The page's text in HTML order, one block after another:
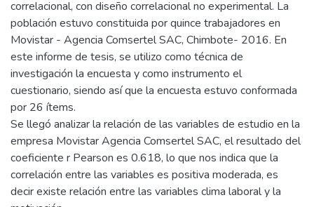
correlacional, con diseño correlacional no experimental. La
población estuvo constituida por quince trabajadores en
Movistar - Agencia Comsertel SAC, Chimbote- 2016. En
este informe de tesis, se utilizo como técnica de
investigación la encuesta y como instrumento el
cuestionario, siendo así que la encuesta estuvo conformada
por 26 ítems.
Se llegó analizar la relación de las variables de estudio en la
empresa Movistar Agencia Comsertel SAC, el resultado del
coeficiente r Pearson es 0.618, lo que nos indica que la
correlación entre las variables es positiva moderada, es
decir existe relación entre las variables clima laboral y la